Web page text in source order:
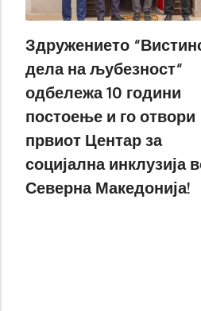
Здружението
дела на љубезност“
одбележа 10 години
постоење и го отвори
првиот Центар за
социјална инклузија
Северна Македонија!